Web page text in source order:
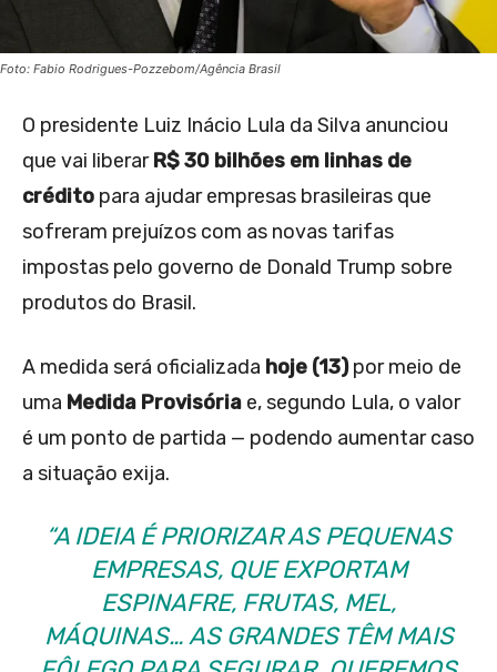
Foto: Fabio Rodrigues-Pozzebom/Agência Brasil
O presidente Luiz Inácio Lula da Silva anunciou
que vai liberarR$ 30 bilhões em linhas de
crédito para ajudar empresas brasileiras que
sofreram prejuízos com as novas tarifas
impostas pelo governo de Donald Trump sobre
produtos do Brasil.
A medida será oficializada hoje (13)por meio de
uma Medida Provisória e, segundo Lula, o valor
é um ponto de partida — podendo aumentar caso
a situação exija.
“A IDEIA É PRIORIZAR AS PEQUENAS
EMPRESAS, QUE EXPORTAM
ESPINAFRE, FRUTAS, MEL,
MÁQUINAS… AS GRANDES TÊM MAIS